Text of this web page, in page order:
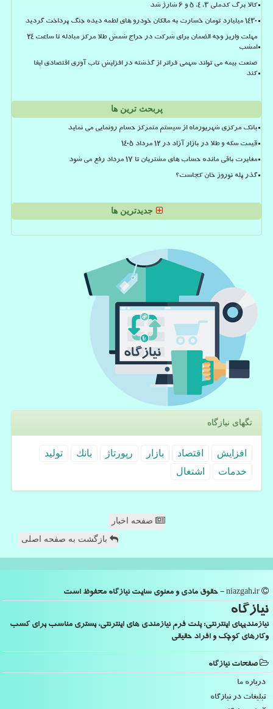
کالا برگ کدملی 3، 4، 5 و 6 شارژ شد
۱۴۳۰ میلیارد تومان خسارت به مالکان خودرو های لطمه دیده جنگ پرداخت گردید
مهلت واریز وجه الضمان برای شرکت در حراج شمش طلا مرکز مبادله تا ساعت ۲۴
امشب
صنعت بیمه می تواند سهمی فراتر از گذشته در افزایش تاب آوری اقتصادی ایفا
کند
پربحث ترین ها
بانک مرکزی شهریورماه از سیستم متمرکز حسام رونمایی می نماید
قیمت سکه و طلا در بازار آزاد در ۱۲ مرداد ۱۴۰۵
مغایرت باقی مانده حساب های مشتریان تا 17 مرداد رفع می شود
گذر پله نوروز خان کجاست؟
جدیدترین ها
تگهای نیازگاه
افزایش اقتصاد بازار رپورتاژ بانك
تولید
خدمات
اشتغال
صفحه اخبار
بازگشت به صفحه اصلی
نیازگاه
نیازمندیهای اینترنتی: پلت فرم نیازمندی های اینترنتی، بستری مناسب برای کسب
وکارهای کوچک و افراد حقیقی
صفحات نیازگاه
درباره ما
تبلیغات در نیازگاه